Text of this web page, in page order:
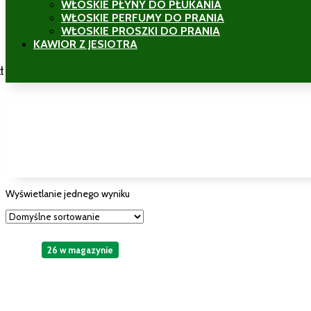
WŁOSKIE PŁYNY DO PŁUKANIA
WŁOSKIE PERFUMY DO PRANIA
WŁOSKIE PROSZKI DO PRANIA
KAWIOR Z JESIOTRA
Wyświetlanie jednego wyniku
26 w magazynie